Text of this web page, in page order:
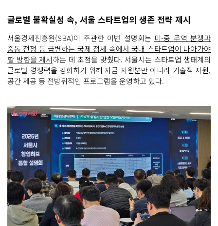
글로벌 불확실성 속, 서울 스타트업의 생존 전략 제시
서울경제진흥원(SBA)이 주관한 이번 설명회는 미-중 무역 분쟁과
중동 전쟁 등 급변하는 국제 정세 속에서 국내 스타트업이 나아가야
할 방향을 제시하는 데 초점을 맞췄다. 서울시는 스타트업 생태계의
글로벌 경쟁력을 강화하기 위해 자금 지원뿐만 아니라 기술적 지원,
공간 제공 등 전방위적인 프로그램을 운영하고 있다.